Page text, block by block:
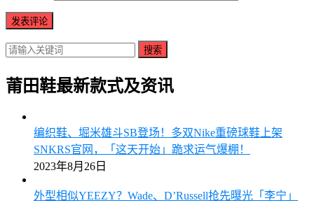
搜索
莆田鞋最新款式及资讯
编织鞋、堀米雄斗SB登场！多双Nike重磅球鞋上架
SNKRS官网，「这天开始」跪求运气爆棚！
2023年8月26日
外型相似YEEZY？Wade、D’Russell抢先曝光「李宁」